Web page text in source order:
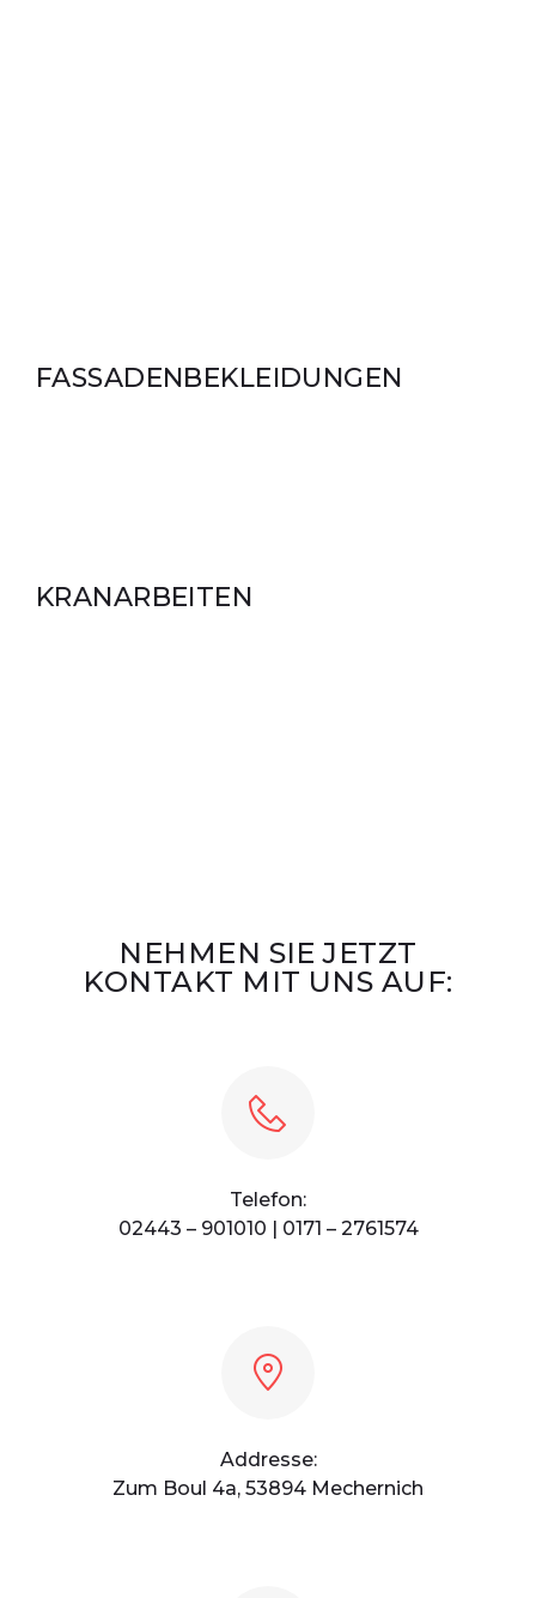
FASSADENBEKLEIDUNGEN
KRANARBEITEN
NEHMEN SIE JETZT
KONTAKT MIT UNS AUF:
Telefon:
02443 – 901010 | 0171 – 2761574
Addresse:
Zum Boul 4a, 53894 Mechernich